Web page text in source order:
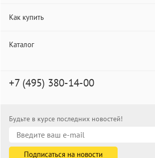
Как купить
Каталог
+7 (495) 380-14-00
Будьте в курсе последних новостей!